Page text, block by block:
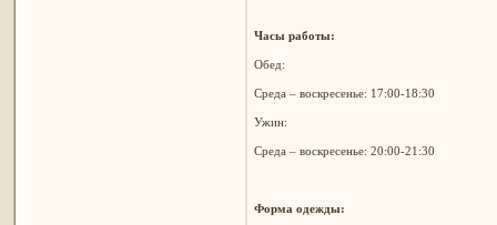
Часы работы:
Обед:
Среда – воскресенье: 17:00-18:30
Ужин:
Среда – воскресенье: 20:00-21:30
Форма одежды: